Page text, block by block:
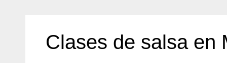
Clases de salsa en